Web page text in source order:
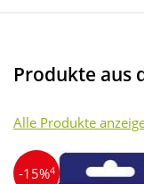
Produkte aus
Alle Produkte
-15%4